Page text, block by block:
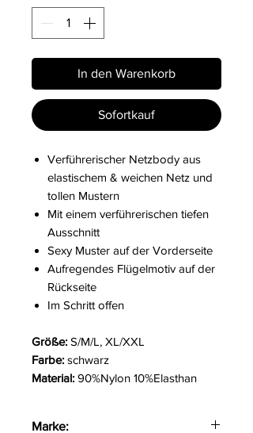
In den Warenkorb
Sofortkauf
Verführerischer Netzbody aus
elastischem & weichen Netz und
tollen Mustern
Mit einem verführerischen tiefen
Ausschnitt
Sexy Muster auf der Vorderseite
Aufregendes Flügelmotiv auf der
Rückseite
Im Schritt offen
Größe: S/M/L, XL/XXL
Farbe: schwarz
Material: 90%Nylon 10%Elasthan
Marke: